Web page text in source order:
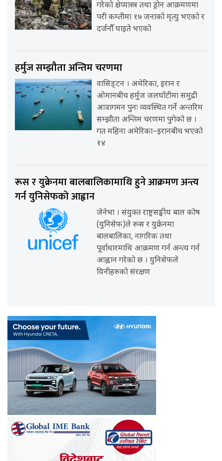
गरेको क्षेप्यास्त्र तथा ड्रोन आक्रमणमा
परी कम्तीमा १७ जनाको मृत्यु भएको र
दर्जनौँ घाइते भएको
हर्मुज सम्झौता अन्तिम चरणमा
वासिङ्टन । अमेरिका, इरान र
ओमानबीच हर्मुज जलघाँटीमा समुद्री
आवागमन पुनः व्यवस्थित गर्ने अन्तरिम
सम्झौता अन्तिम चरणमा पुगेको छ ।
गत महिना अमेरिका–इरानबीच भएको
१४
रूस र युक्रेनमा बालबालिकामाथि हुने आक्रमण अन्त्य
गर्न युनिसेफको आह्वान
जेनेभा । संयुक्त राष्ट्रसङ्घीय बाल कोष
(युनिसेफ)ले रूस र युक्रेनमा
बालबालिका, नागरिक तथा
पूर्वाधारमाथि आक्रमण गर्न अन्त्य गर्न
आह्वान गरेको छ । युनिसेफले
यिनीहरुको संरक्षण